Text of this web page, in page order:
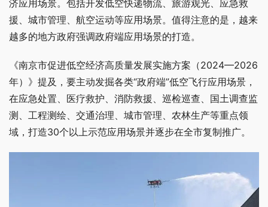
济应用场景。包括开发低空快递物流、旅游观光、应急救
援、城市管理、航空运动等应用场景。值得注意的是，越来
越多的地方政府强调政府端应用场景的打造。
《南京市促进低空经济高质量发展实施方案（2024—2026
年）》提及，要主动发掘各类“政府端”低空飞行应用场景，
在应急处置、医疗救护、消防救援、巡检巡查、国土调查监
测、工程测绘、交通治理、城市管理、农林生产等重点领
域，打造30个以上示范应用场景并逐步在全市复制推广。